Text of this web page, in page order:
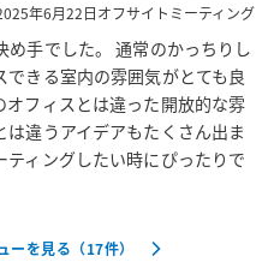
年6月22日オフサイトミーティング
手でした。 通常のかっちりし
きる室内の雰囲気がとても良
フィスとは違った開放的な雰
違うアイデアもたくさん出ま
ティングしたい時にぴったりで
ーを見る（17件）